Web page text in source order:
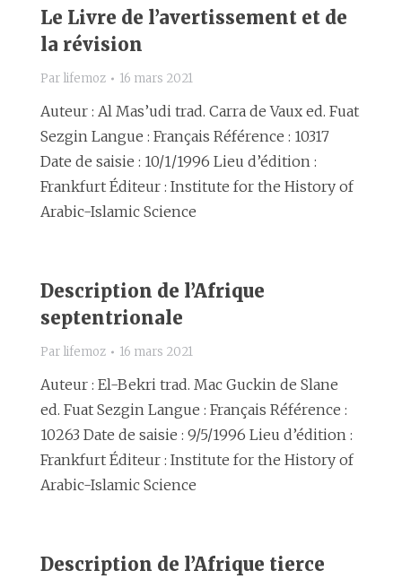
Le Livre de l’avertissement et de
la révision
Par lifemoz 16 mars 2021
Auteur : Al Mas’udi trad. Carra de Vaux ed. Fuat
Sezgin Langue : Français Référence : 10317
Date de saisie : 10/1/1996 Lieu d’édition :
Frankfurt Éditeur : Institute for the History of
Arabic-Islamic Science
Description de l’Afrique
septentrionale
Par lifemoz 16 mars 2021
Auteur : El-Bekri trad. Mac Guckin de Slane
ed. Fuat Sezgin Langue : Français Référence :
10263 Date de saisie : 9/5/1996 Lieu d’édition :
Frankfurt Éditeur : Institute for the History of
Arabic-Islamic Science
Description de l’Afrique tierce